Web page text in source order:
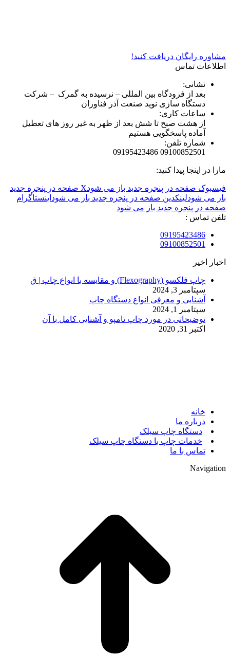
مشاوره رایگان دریافت کنید!
اطلاعات تماس
نشانی:
بعد از فرودگاه بین المللی – نرسیده به گمرک – شرکت
دستگاه سازی نوید صنعت آذر فناوران
ساعات کاری:
از هشت صبح تا شش بعد از ظهر به غیر روز های تعطیل
آماده پاسخگویی هستیم
شماره تلفن:
09100852501 09195423486
مارا در اینجا پیدا کنید:
فیسبوک صفحه در پنجره جدید باز می شود
X صفحه در پنجره جدید
باز می شودلینکدین صفحه در پنجره جدید باز می شود اینستاگرام
صفحه در پنجره جدید باز می شود
تلفن تماس :
09195423486
09100852501
اخبار اخیر
چاپ فلکسو (Flexography) و مقایسه با انواع چاپ | ق
سپتامبر 3, 2024
آشنایی و معرفی انواع دستگاه چاپ
سپتامبر 1, 2024
توضیحاتی در مورد چاپ تامپو و آشنایی کامل با آن
اکتبر 31, 2020
خانه
درباره ما
دستگاه چاپ سیلک
خدمات چاپ با دستگاه چاپ سیلک
تماس با ما
Navigation